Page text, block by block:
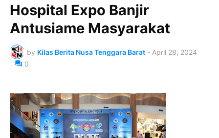
Hospital Expo Banjir
Antusiame Masyarakat
by Kilas Berita Nusa Tenggara Barat - April 28, 2024
0